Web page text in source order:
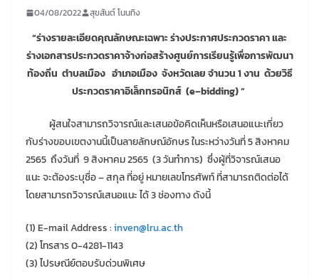
04/08/2022 สุขสันต์ โนนทิง
“ร่างรายละเอียดคุณลักษณะเฉพาะ ร่างประกาศประกวดราคา และ
ร่างเอกสารประกวดราคาจ้างก่อสร้างศูนย์การเรียนรู้เพื่อการพัฒนา
ท้องถิ่น ตำบลเมือง อำเภอเมือง จังหวัดเลย จำนวน 1 งาน ด้วยวิธี
ประกวดราคาอิเล็กทรอนิกส์ (e–bidding) ”
ผู้สนใจสามารถวิจารณ์และเสนอข้อคิดเห็นหรือเสนอแนะเกี่ยว
กับร่างขอบเขตงานนี้เป็นลายลักษณ์อักษร ในระหว่างวันที่ 5 สิงหาคม
2565 ถึงวันที่ 9 สิงหาคม 2565 (3 วันทำการ) ซึ่งผู้ที่วิจารณ์เสนอ
แนะ จะต้องระบุชื่อ – สกุล ที่อยู่ หมายเลขโทรศัพท์ ที่สามารถติดต่อได้
โดยสามารถวิจารณ์เสนอแนะ ได้ 3 ช่องทาง ดังนี้
(1) E-mail Address :inven@lru.ac.th
(2) โทรสาร 0-4281-1143
(3) ไปรษณีย์ตอบรับด่วนพิเศษ